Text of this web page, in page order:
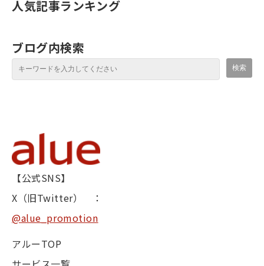
人気記事ランキング
ブログ内検索
【公式SNS】
X（旧Twitter） ：
@alue_promotion
アルーTOP